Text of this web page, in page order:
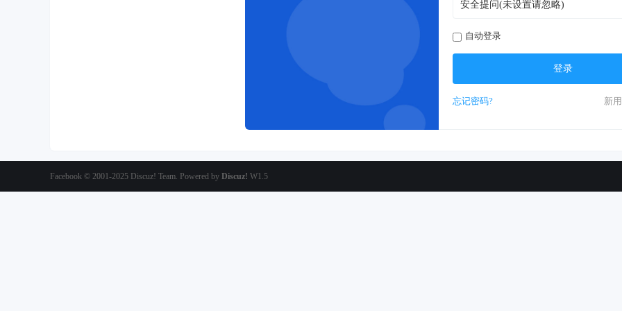
自动登录
登录
新
忘记密码?
Facebook © 2001-2025 Discuz! Team. Powered by Discuz! W1.5